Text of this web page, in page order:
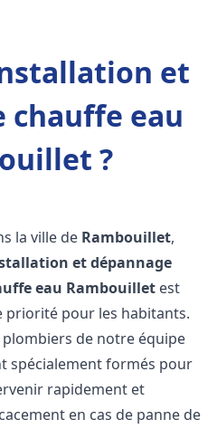
et
chauffe eau
?
la ville de Rambouillet,
et dépannage
eau Rambouillet est
priorité pour les habitants.
plombiers de notre équipe
spécialement formés pour
rapidement et
en cas de panne de